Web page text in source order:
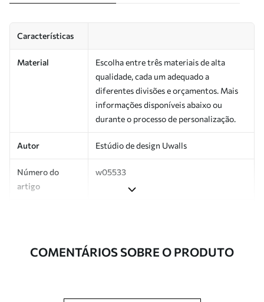
Características
Material
Escolha entre três materiais de alta
qualidade, cada um adequado a
diferentes divisões e orçamentos. Mais
informações disponíveis abaixo ou
durante o processo de personalização.
Autor Estúdio de design Uwalls
Número do
artigo
w05533
Adicionalmente
Disponível com revestimento de verniz
COMENTÁRIOS SOBRE O PRODUTO